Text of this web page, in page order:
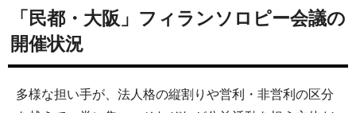
「民都・大阪」フィランソロピー会議の
開催状況
多様な担い手が、法人格の縦割りや営利・非営利の区分